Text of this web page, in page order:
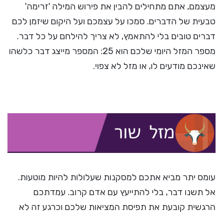
מעצמם, אתם מתחילים להבין את פירוש המילה 'זרימה'
טבעית של הדברים. סמכו על עצמכם ועל היקום שיזמן לכם
דברים טובים בלי להתאמץ, לא צריך להילחם על כל דבר.
מספר המזל היומי שלכם הוא 25: המספר מייצג דבר כלשהו
שאינכם מודעים לו, או מזל לא צפוי.
עומס יתר מביא אתכם למסקנות שעלולות להיות מוטעות.
אל תשנו דבר, בלי להתייעץ עם אדם קרוב. עמדתכם
הרגשית קובעת את תפיסת המציאות שלכם וכרגע זה לא